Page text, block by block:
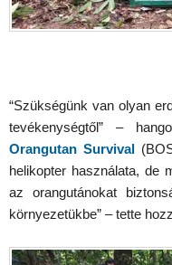
“Szükségünk van olyan
tevékenységtől” –
Orangutan Survival
helikopter használata, de
az orangutánokat
környezetükbe” – tette